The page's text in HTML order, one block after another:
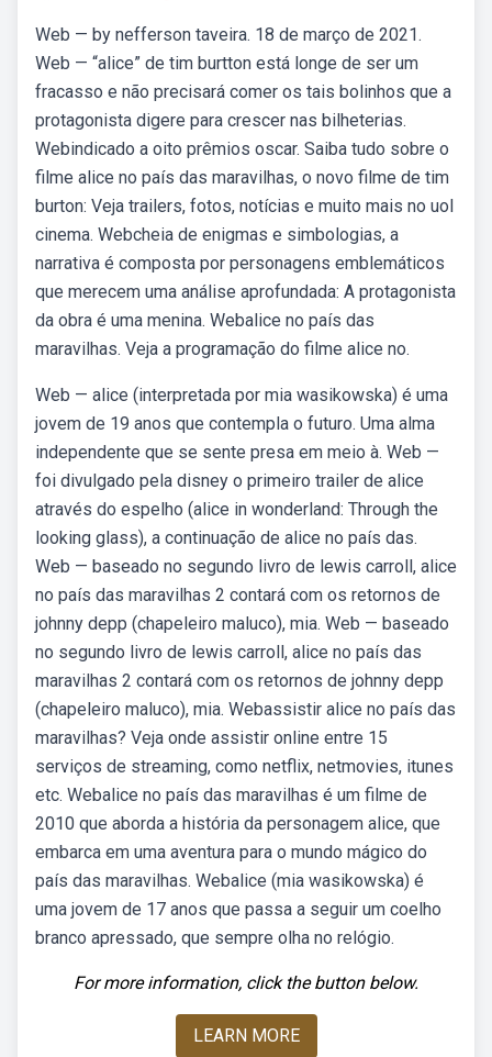
Web — by nefferson taveira. 18 de março de 2021.
Web — “alice” de tim burtton está longe de ser um
fracasso e não precisará comer os tais bolinhos que a
protagonista digere para crescer nas bilheterias.
Webindicado a oito prêmios oscar. Saiba tudo sobre o
filme alice no país das maravilhas, o novo filme de tim
burton: Veja trailers, fotos, notícias e muito mais no uol
cinema. Webcheia de enigmas e simbologias, a
narrativa é composta por personagens emblemáticos
que merecem uma análise aprofundada: A protagonista
da obra é uma menina. Webalice no país das
maravilhas. Veja a programação do filme alice no.
Web — alice (interpretada por mia wasikowska) é uma
jovem de 19 anos que contempla o futuro. Uma alma
independente que se sente presa em meio à. Web —
foi divulgado pela disney o primeiro trailer de alice
através do espelho (alice in wonderland: Through the
looking glass), a continuação de alice no país das.
Web — baseado no segundo livro de lewis carroll, alice
no país das maravilhas 2 contará com os retornos de
johnny depp (chapeleiro maluco), mia. Web — baseado
no segundo livro de lewis carroll, alice no país das
maravilhas 2 contará com os retornos de johnny depp
(chapeleiro maluco), mia. Webassistir alice no país das
maravilhas? Veja onde assistir online entre 15
serviços de streaming, como netflix, netmovies, itunes
etc. Webalice no país das maravilhas é um filme de
2010 que aborda a história da personagem alice, que
embarca em uma aventura para o mundo mágico do
país das maravilhas. Webalice (mia wasikowska) é
uma jovem de 17 anos que passa a seguir um coelho
branco apressado, que sempre olha no relógio.
For more information, click the button below.
LEARN MORE